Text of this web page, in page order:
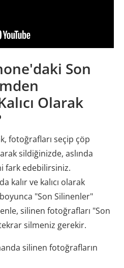
Son
Olarak
fotoğrafları seçip çöp
sildiğinizde, aslında
fark edebilirsiniz.
kalır ve kalıcı olarak
"Son Silinenler"
silinen fotoğrafları "Son
silmeniz gerekir.
silinen fotoğrafların